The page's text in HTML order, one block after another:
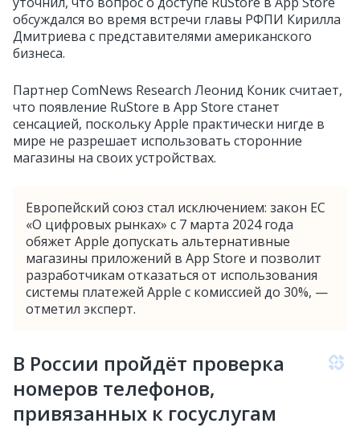
обсуждался во время встречи главы РФПИ Кирилла
Дмитриева с представителями американского
бизнеса.
Партнер ComNews Research Леонид Коник считает,
что появление RuStore в App Store станет
сенсацией, поскольку Apple практически нигде в
мире не разрешает использовать сторонние
магазины на своих устройствах.
Европейский союз стал исключением: закон ЕС
«О цифровых рынках» с 7 марта 2024 года
обяжет Apple допускать альтернативные
магазины приложений в App Store и позволит
разработчикам отказаться от использования
системы платежей Apple с комиссией до 30%, —
отметил эксперт.
В России пройдёт проверка
номеров телефонов,
привязанных к госуслугам